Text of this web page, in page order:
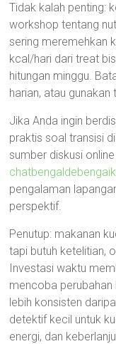
Tidak kalah penting:
workshop tentang
sering meremehkan
kcal/hari dari treat
hitungan minggu.
harian, atau
Jika Anda ingin
praktis soal transisi
sumber diskusi
pengalaman
perspektif.
Penutup: makanan
tapi butuh ketelitian,
Investasi waktu
mencoba
lebih konsisten
detektif kecil untuk
energi, dan